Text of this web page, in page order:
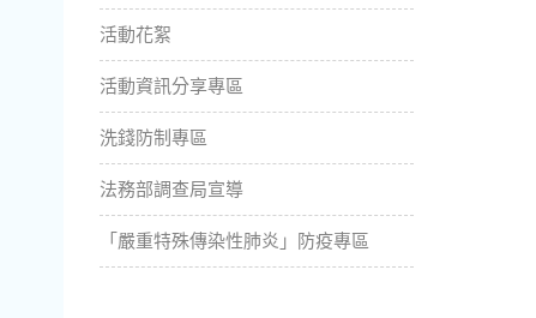
活動花絮
活動資訊分享專區
洗錢防制專區
法務部調查局宣導
「嚴重特殊傳染性肺炎」防疫專區